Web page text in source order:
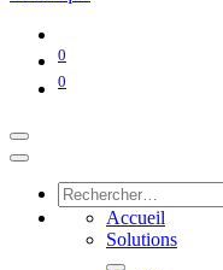
0
0
Accueil
Solutions